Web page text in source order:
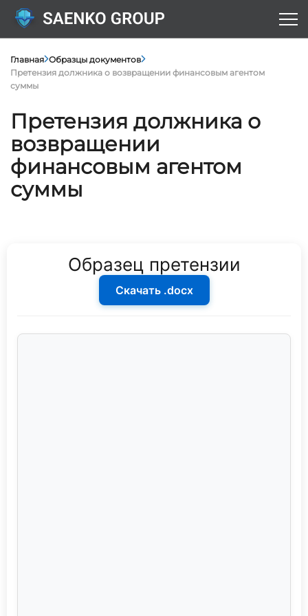
Главная Образцы документов
Претензия должника о возвращении финансовым агентом
суммы
Претензия должника о
возвращении
финансовым агентом
суммы
Образец претензии
Скачать .docx